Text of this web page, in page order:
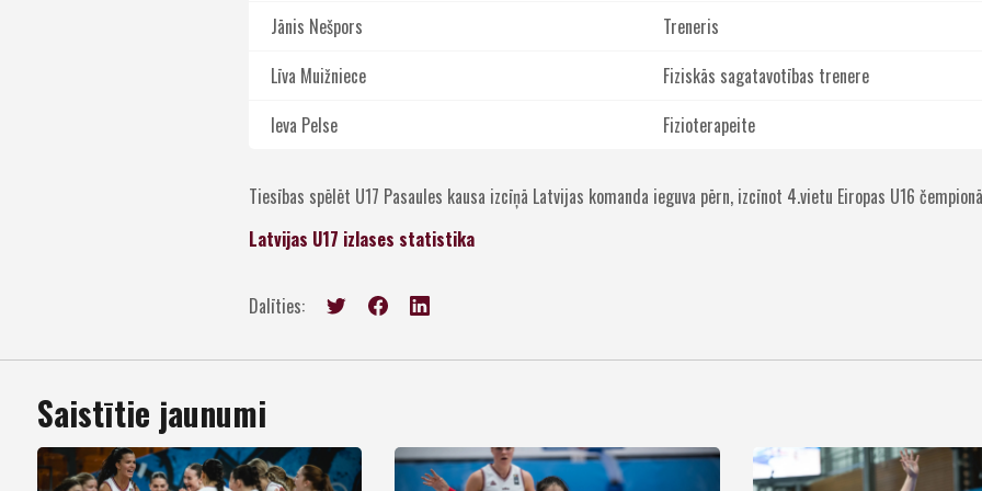
Jānis Nešpors
Treneris
Līva Muižniece
Fiziskās sagatavotības trenere
Ieva Pelse
Fizioterapeite
Tiesības spēlēt U17 Pasaules kausa izcīņā Latvijas komanda ieguva pērn, izcīnot 4.vietu Eiropas U16
Latvijas U17 izlases statistika
Dalīties:
Saistītie jaunumi